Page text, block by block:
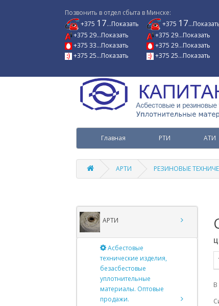
Позвонить в отдел сбыта в Минске:
+375 17...Показать
+375 29...Показать
+375 33...Показать
+375 25...Показать
+375 17
+375 29...Показать
+375 29...Показать
+375 25...Показать
Главная РТИ АТИ
АРТИ РЕЗИНОВЫЕ
АРТИ
Асбестовые
технические изделия,
безасбестовые
уплотнительные
материалы. Оптовые
продажи.
В